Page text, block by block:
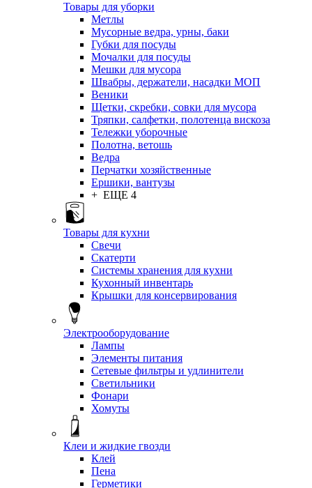
Товары для уборки
Метлы
Мусорные ведра, урны, баки
Губки для посуды
Мочалки для посуды
Мешки для мусора
Швабры, держатели, насадки МОП
Веники
Щетки, скребки, совки для мусора
Тряпки, салфетки, полотенца вискоза
Тележки уборочные
Полотна, ветошь
Ведра
Перчатки хозяйственные
Ершики, вантузы
+ ЕЩЕ 4
Товары для кухни
Свечи
Скатерти
Системы хранения для кухни
Кухонный инвентарь
Крышки для консервирования
Электрооборудование
Лампы
Элементы питания
Сетевые фильтры и удлинители
Светильники
Фонари
Хомуты
Клеи и жидкие гвозди
Клей
Пена
Герметики